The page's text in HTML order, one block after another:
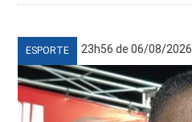
ESPORTE 23h56 de 06/08/2026